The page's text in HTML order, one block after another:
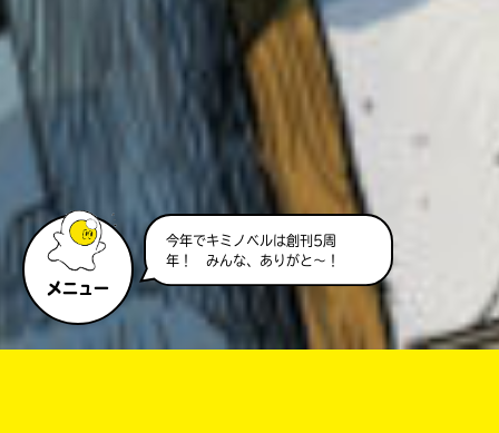
メニュー
今年でキミノベルは創刊5周
年！ みんな、ありがと～！